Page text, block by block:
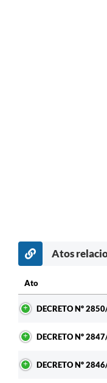
Atos
Ato
DECRETO Nº
DECRETO Nº
DECRETO Nº